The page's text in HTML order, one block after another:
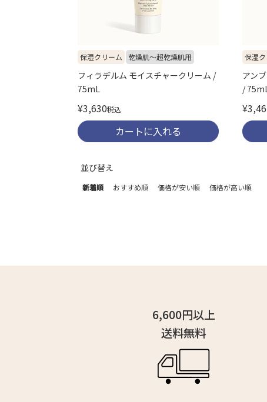
保湿クリーム 乾燥肌～超乾燥肌用
フィラデルム モイスチャークリーム /
75mL
¥3,630税込
カートに入れる
保湿
アン
/
¥
並び替え
新着順 おすすめ順 価格が安い順 価格が高い順
6,600円以上
送料無料